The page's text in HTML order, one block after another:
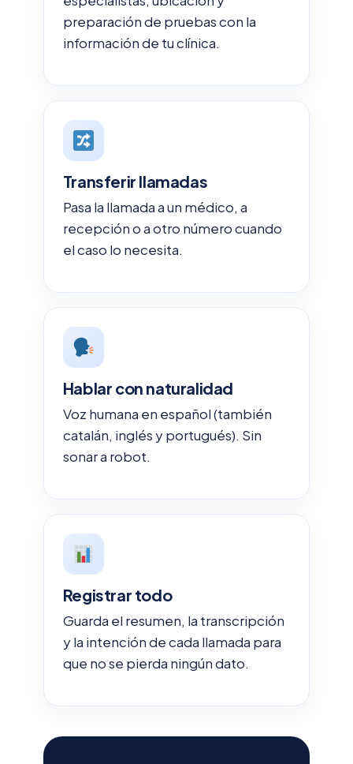
preparación de pruebas con la
información de tu clínica.
Transferir llamadas
Pasa la llamada a un médico, a
recepción o a otro número cuando
el caso lo necesita.
Hablar con naturalidad
Voz humana en español (también
catalán, inglés y portugués). Sin
sonar a robot.
Registrar todo
Guarda el resumen, la transcripción
y la intención de cada llamada para
que no se pierda ningún dato.